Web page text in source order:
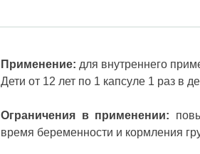
Применение: для внутреннего
Дети от 12 лет по 1 капсуле 1 раз в
Ограничения в применении:
время беременности и кормления